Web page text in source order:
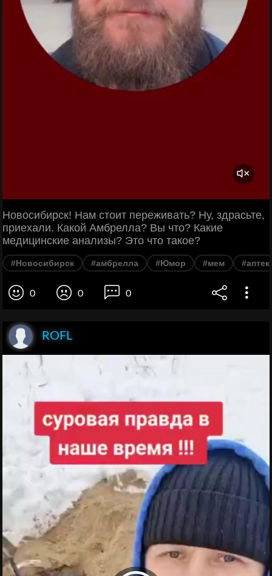
Новосибирск! Нам стоит переживать? Ну, здрасьте,
приехали. Какой Амбрелла? Вы что? Какие
медицинские анализы? Это что такое?
#Новосибирск #амбрелла #Юмор #мем
0 0 0
ROFL